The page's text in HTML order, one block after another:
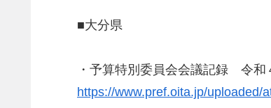
■大分県
・予算特別委員会会議記録 令和
https://www.pref.oita.jp/uploaded/